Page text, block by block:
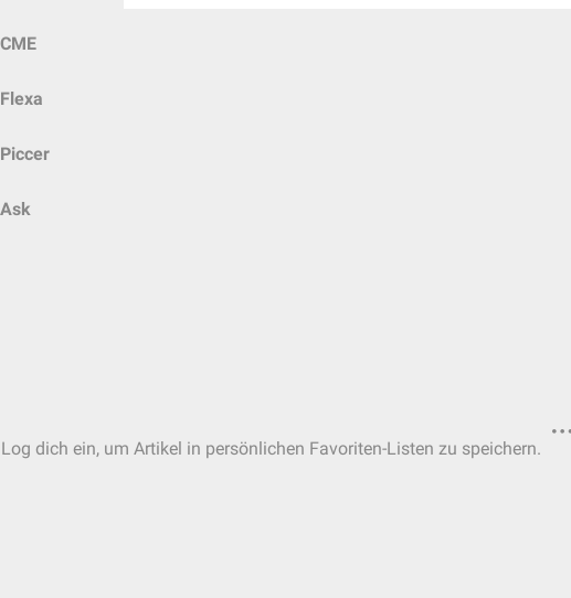
CME
Flexa
Piccer
Ask
Log dich ein, um Artikel in persönlichen Favoriten-Listen zu speichern.